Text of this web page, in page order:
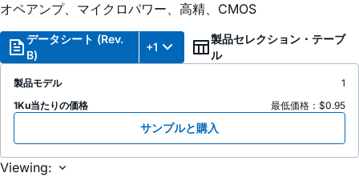
オペアンプ、マイクロパワー、高精、CMOS
データシート (Rev.
B)
+1
製品セレクション・テーブ
ル
製品モデル
1
1Ku当たりの価格
最低価格：$0.95
サンプルと購入
Viewing: